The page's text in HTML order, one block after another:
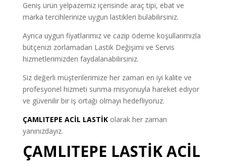
Geniş ürün yelpazemiz içerisinde araç tipi, ebat ve
marka tercihlerinize uygun lastikleri bulabilirsiniz.
Ayrıca uygun fiyatlarımız ve cazip ödeme koşullarımızla
bütçenizi zorlamadan Lastik Değişimi ve Servis
hizmetlerimizden faydalanabilirsiniz.
Siz değerli müşterilerimize her zaman en iyi kalite ve
profesyonel hizmeti sunma misyonuyla hareket ediyor
ve güvenilir bir iş ortağı olmayı hedefliyoruz.
ÇAMLITEPE ACİL LASTİKolarak her zaman
yanınızdayız.
ÇAMLITEPE LASTİK ACİL